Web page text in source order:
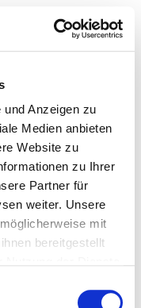
Anzeigen zu
Medien anbieten
Website zu
zu Ihrer
Partner für
weiter. Unsere
mit
bereitgestellt